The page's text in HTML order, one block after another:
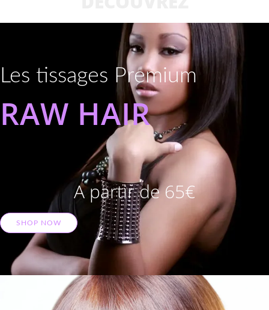
Les tissages Premium
RAW HAIR
A partir de 65€
SHOP NOW